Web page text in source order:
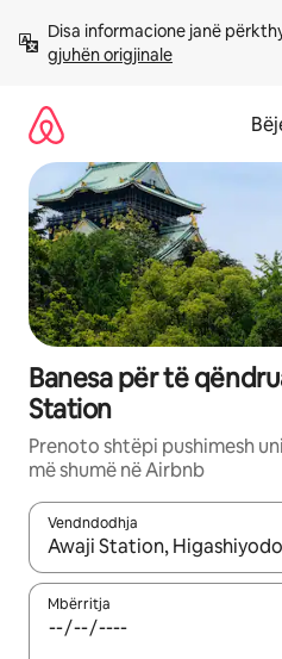
përmbajtja
Disa informacione janë
gjuhën origjinale
Banesa për të
Station
Prenoto shtëpi pushimesh
më shumë në Airbnb
Vendndodhja
Kur rezultatet të jenë të
Mbërritja